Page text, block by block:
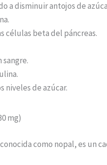
a disminuir antojos de
células beta del páncreas.
sangre.
niveles de azúcar.
mg)
como nopal, es un